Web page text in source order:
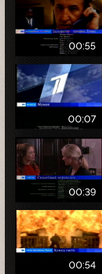
00:55
00:07
00:39
00:54